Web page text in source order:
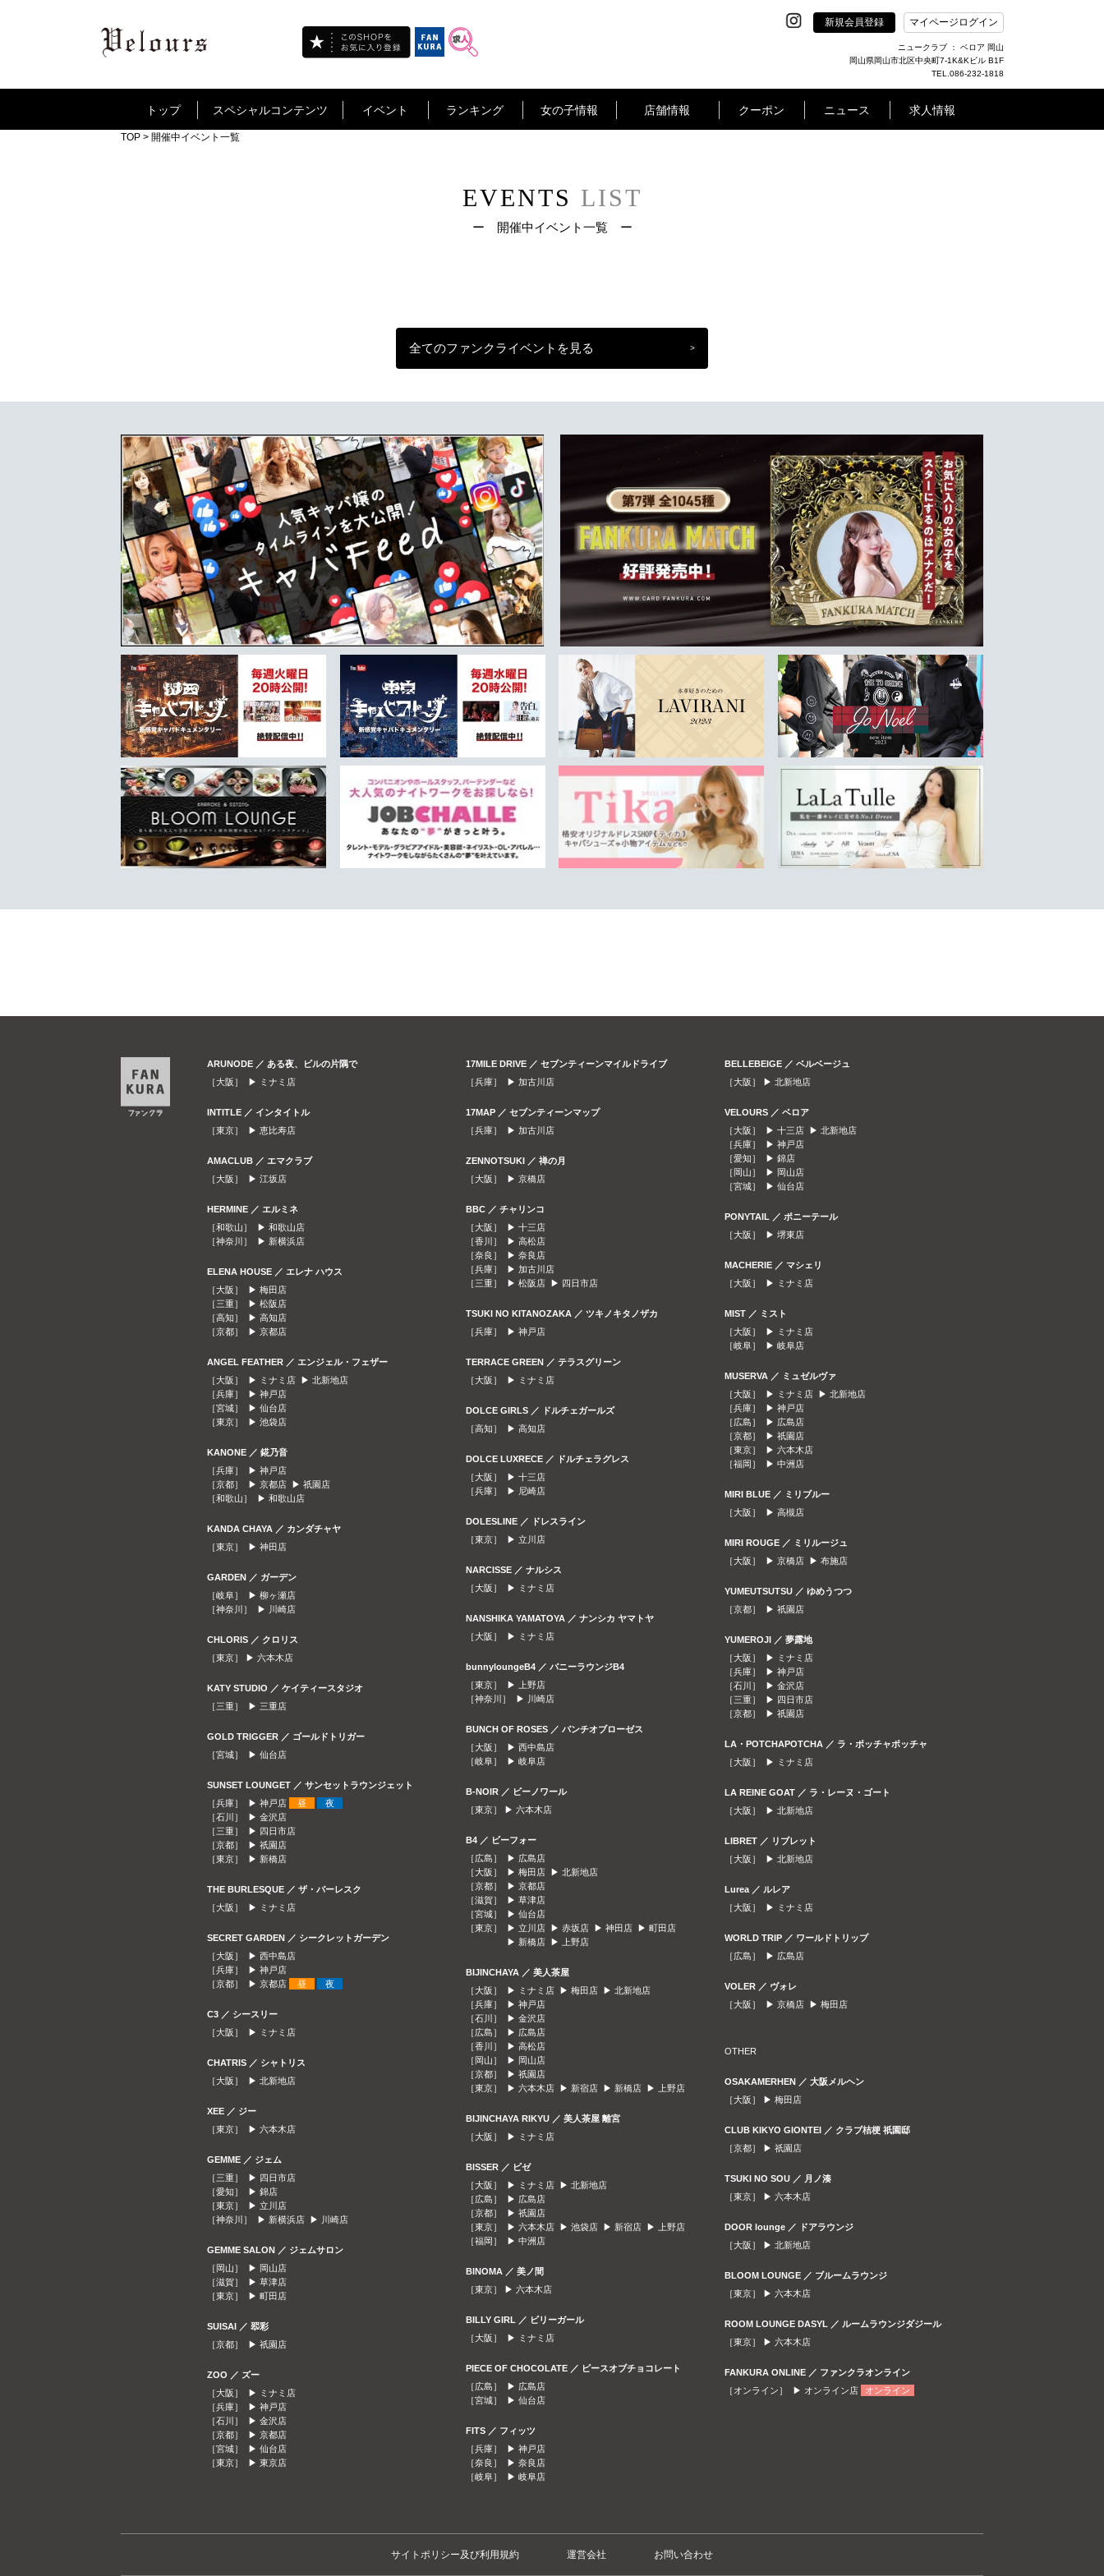
新規会員登録 マイページログイン
ニュークラブ ： ベロア 岡山
岡山県岡山市北区中央町7-1K&Kビル B1F
TEL.086-232-1818
トップ スペシャルコンテンツ イベント ランキング 女の子情報 店舗情報 クーポン ニュース 求人情報
TOP > 開催中イベント一覧
EVENTS LIST
ー 開催中イベント一覧 ー
全てのファンクライベントを見る >
ARUNODE ／ ある夜、ビルの片隅で
［大阪］ ▶
ミナミ店
INTITLE ／ インタイトル
［東京］ ▶ 恵比寿店
AMACLUB ／ エマクラブ
［大阪］ ▶ 江坂店
HERMINE ／ エルミネ
［和歌山］ ▶ 和歌山店
［神奈川］ ▶ 新横浜店
ELENA HOUSE ／ エレナ ハウス
［大阪］ ▶ 梅田店
［三重］ ▶ 松阪店
［高知］ ▶ 高知店
［京都］ ▶ 京都店
ANGEL FEATHER ／ エンジェル・フェザー
［大阪］ ▶
ミナミ店 ▶ 北新地店
［兵庫］ ▶ 神戸店
［宮城］ ▶ 仙台店
［東京］ ▶ 池袋店
KANONE ／ 錵乃音
［兵庫］ ▶ 神戸店
［京都］ ▶ 京都店 ▶ 祇園店
［和歌山］ ▶ 和歌山店
KANDA CHAYA ／ カンダチャヤ
［東京］ ▶ 神田店
GARDEN ／ ガーデン
［岐阜］ ▶ 柳ヶ瀬店
［神奈川］ ▶
川崎店
CHLORIS ／ クロリス
［東京］ ▶ 六本木店
KATY STUDIO ／ ケイティースタジオ
［三重］ ▶ 三重店
GOLD TRIGGER ／ ゴールドトリガー
［宮城］ ▶ 仙台店
SUNSET LOUNGET ／ サンセットラウンジェット
［兵庫］ ▶ 神戸店 昼
夜
［石川］ ▶ 金沢店
［三重］ ▶ 四日市店
［京都］ ▶ 祇園店
［東京］ ▶ 新橋店
THE BURLESQUE ／ ザ・バーレスク
［大阪］ ▶
ミナミ店
SECRET GARDEN ／ シークレットガーデン
［大阪］ ▶ 西中島店
［兵庫］ ▶ 神戸店
［京都］ ▶ 京都店 昼 夜
C3 ／ シースリー
［大阪］ ▶
ミナミ店
CHATRIS ／ シャトリス
［大阪］ ▶ 北新地店
XEE ／ ジー
［東京］ ▶ 六本木店
GEMME ／ ジェム
［三重］ ▶ 四日市店
［愛知］ ▶ 錦店
［東京］ ▶ 立川店
［神奈川］ ▶ 新横浜店 ▶ 川崎店
GEMME SALON ／ ジェムサロン
［岡山］ ▶ 岡山店
［滋賀］ ▶ 草津店
［東京］ ▶ 町田店
SUISAI ／ 翆彩
［京都］ ▶ 祇園店
ZOO ／ ズー
［大阪］ ▶
ミナミ店
［兵庫］ ▶ 神戸店
［石川］ ▶ 金沢店
［京都］ ▶ 京都店
［宮城］ ▶ 仙台店
［東京］ ▶ 東京店
17MILE DRIVE ／ セブンティーンマイルドライブ
［兵庫］ ▶ 加古川店
17MAP ／ セブンティーンマップ
［兵庫］ ▶ 加古川店
ZENNOTSUKI ／ 禅の月
［大阪］ ▶ 京橋店
BBC ／ チャリンコ
［大阪］ ▶ 十三店
［香川］ ▶ 高松店
［奈良］ ▶ 奈良店
［兵庫］ ▶ 加古川店
［三重］ ▶ 松阪店 ▶ 四日市店
TSUKI NO KITANOZAKA ／ ツキノキタノザカ
［兵庫］ ▶ 神戸店
TERRACE GREEN ／ テラスグリーン
［大阪］ ▶
ミナミ店
DOLCE GIRLS ／ ドルチェガールズ
［高知］ ▶ 高知店
DOLCE LUXRECE ／ ドルチェラグレス
［大阪］ ▶ 十三店
［兵庫］ ▶ 尼崎店
DOLESLINE ／ ドレスライン
［東京］ ▶ 立川店
NARCISSE ／ ナルシス
［大阪］ ▶
ミナミ店
NANSHIKA YAMATOYA ／ ナンシカ ヤマトヤ
［大阪］ ▶
ミナミ店
bunnyloungeB4 ／ バニーラウンジB4
［東京］ ▶
上野店
［神奈川］ ▶
川崎店
BUNCH OF ROSES ／ バンチオブローゼス
［大阪］ ▶ 西中島店
［岐阜］ ▶ 岐阜店
B-NOIR ／ ビーノワール
［東京］ ▶ 六本木店
B4 ／ ビーフォー
［広島］ ▶ 広島店
［大阪］ ▶ 梅田店 ▶ 北新地店
［京都］ ▶ 京都店
［滋賀］ ▶ 草津店
［宮城］ ▶ 仙台店
［東京］ ▶ 立川店 ▶ 赤坂店 ▶ 神田店 ▶ 町田店
▶ 新橋店 ▶ 上野店
BIJINCHAYA ／ 美人茶屋
［大阪］ ▶
ミナミ店 ▶ 梅田店 ▶ 北新地店
［兵庫］ ▶ 神戸店
［石川］ ▶ 金沢店
［広島］ ▶ 広島店
［香川］ ▶ 高松店
［岡山］ ▶ 岡山店
［京都］ ▶ 祇園店
［東京］ ▶ 六本木店 ▶ 新宿店 ▶ 新橋店 ▶ 上野店
BIJINCHAYA RIKYU ／ 美人茶屋 離宮
［大阪］ ▶
ミナミ店
BISSER ／ ビゼ
［大阪］ ▶
ミナミ店 ▶ 北新地店
［広島］ ▶ 広島店
［京都］ ▶ 祇園店
［東京］ ▶ 六本木店 ▶ 池袋店 ▶ 新宿店 ▶
上野店
［福岡］ ▶ 中洲店
BINOMA ／ 美ノ間
［東京］ ▶ 六本木店
BILLY GIRL ／ ビリーガール
［大阪］ ▶
ミナミ店
PIECE OF CHOCOLATE ／ ピースオブチョコレート
［広島］ ▶ 広島店
［宮城］ ▶ 仙台店
FITS ／ フィッツ
［兵庫］ ▶ 神戸店
［奈良］ ▶ 奈良店
［岐阜］ ▶ 岐阜店
BELLEBEIGE ／ ベルベージュ
［大阪］ ▶ 北新地店
VELOURS ／ ベロア
［大阪］ ▶ 十三店 ▶ 北新地店
［兵庫］ ▶ 神戸店
［愛知］ ▶ 錦店
［岡山］ ▶ 岡山店
［宮城］ ▶ 仙台店
PONYTAIL ／ ポニーテール
［大阪］ ▶ 堺東店
MACHERIE ／ マシェリ
［大阪］ ▶
ミナミ店
MIST ／ ミスト
［大阪］ ▶
ミナミ店
［岐阜］ ▶ 岐阜店
MUSERVA ／ ミュゼルヴァ
［大阪］ ▶
ミナミ店 ▶ 北新地店
［兵庫］ ▶ 神戸店
［広島］ ▶ 広島店
［京都］ ▶ 祇園店
［東京］ ▶ 六本木店
［福岡］ ▶ 中洲店
MIRI BLUE ／ ミリブルー
［大阪］ ▶ 高槻店
MIRI ROUGE ／ ミリルージュ
［大阪］ ▶ 京橋店 ▶ 布施店
YUMEUTSUTSU ／ ゆめうつつ
［京都］ ▶ 祇園店
YUMEROJI ／ 夢露地
［大阪］ ▶
ミナミ店
［兵庫］ ▶ 神戸店
［石川］ ▶ 金沢店
［三重］ ▶ 四日市店
［京都］ ▶ 祇園店
LA・POTCHAPOTCHA ／ ラ・ポッチャポッチャ
［大阪］ ▶
ミナミ店
LA REINE GOAT ／ ラ・レーヌ・ゴート
［大阪］ ▶ 北新地店
LIBRET ／ リブレット
［大阪］ ▶ 北新地店
Lurea ／ ルレア
［大阪］ ▶
ミナミ店
WORLD TRIP ／ ワールドトリップ
［広島］ ▶ 広島店
VOLER ／ ヴォレ
［大阪］ ▶ 京橋店 ▶ 梅田店
OTHER
OSAKAMERHEN ／ 大阪メルヘン
［大阪］ ▶ 梅田店
CLUB KIKYO GIONTEI ／ クラブ桔梗 祇園邸
［京都］ ▶ 祇園店
TSUKI NO SOU ／ 月ノ湊
［東京］ ▶ 六本木店
DOOR lounge ／ ドアラウンジ
［大阪］ ▶ 北新地店
BLOOM LOUNGE ／ ブルームラウンジ
［東京］ ▶ 六本木店
ROOM LOUNGE DASYL ／ ルームラウンジダジール
［東京］ ▶ 六本木店
FANKURA ONLINE ／ ファンクラオンライン
［オンライン］ ▶ オンライン店 オンライン
サイトポリシー及び利用規約 運営会社 お問い合わせ